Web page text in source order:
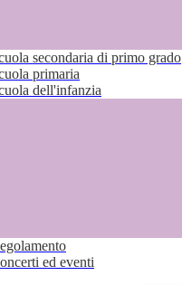
secondaria di primo grado
primaria
dell'infanzia
ed eventi